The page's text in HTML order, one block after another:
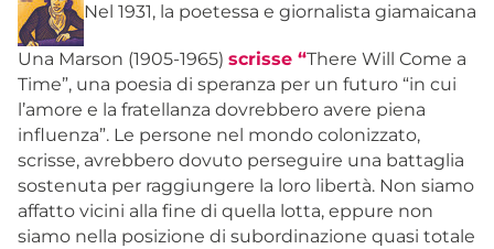
Nel 1931, la poetessa e giornalista giamaicana
Una Marson (1905-1965) scrisse “There Will Come a
Time”, una poesia di speranza per un futuro “in cui
l’amore e la fratellanza dovrebbero avere piena
influenza”. Le persone nel mondo colonizzato,
scrisse, avrebbero dovuto perseguire una battaglia
sostenuta per raggiungere la loro libertà. Non siamo
affatto vicini alla fine di quella lotta, eppure non
siamo nella posizione di subordinazione quasi totale